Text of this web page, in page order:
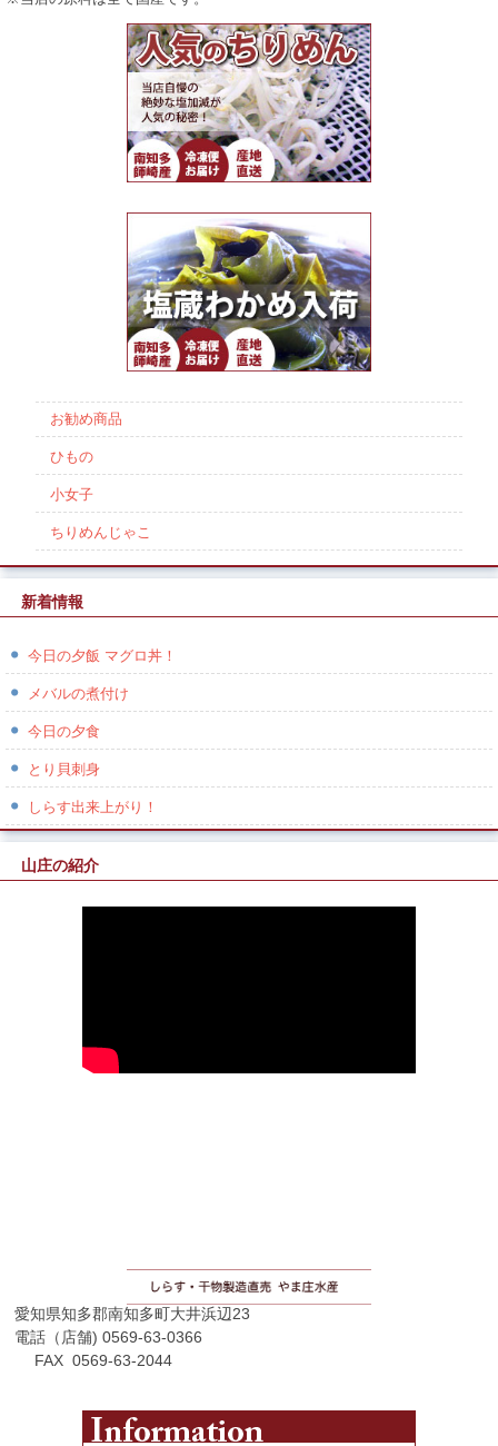
お勧め商品
ひもの
小女子
ちりめんじゃこ
新着情報
今日の夕飯 マグロ丼！
メバルの煮付け
今日の夕食
とり貝刺身
しらす出来上がり！
山庄の紹介
愛知県知多郡南知多町大井浜辺23
電話（店舗) 0569-63-0366
FAX 0569-63-2044